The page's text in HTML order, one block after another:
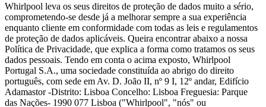
Whirlpool leva os seus direitos de proteção de dados muito a sério,
comprometendo-se desde já a melhorar sempre a sua experiência
enquanto cliente em conformidade com todas as leis e regulamentos
de proteção de dados aplicáveis. Queira encontrar abaixo a nossa
Política de Privacidade, que explica a forma como tratamos os seus
dados pessoais. Tendo em conta o acima exposto, Whirlpool
Portugal S.A., uma sociedade constituída ao abrigo do direito
português, com sede em Av. D. João II, nº 9 I, 12º andar, Edifício
Adamastor -Distrito: Lisboa Concelho: Lisboa Freguesia: Parque
das Nações- 1990 077 Lisboa ("Whirlpool", "nós" ou